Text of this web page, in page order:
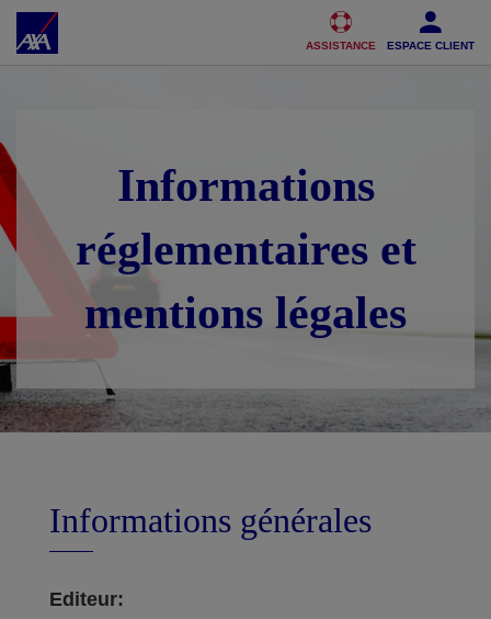
Accéder au Contenu Accéder au Pied de page
ASSISTANCE ESPACE CLIENT
Informations
réglementaires et
mentions légales
Informations générales
Editeur: